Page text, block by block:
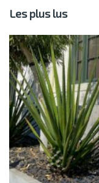
Les plus lus